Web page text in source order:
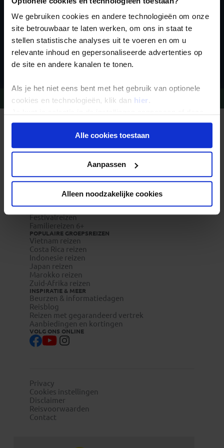
We gebruiken cookies en andere technologieën om onze
site betrouwbaar te laten werken, om ons in staat te
stellen statistische analyses uit te voeren en om u
relevante inhoud en gepersonaliseerde advertenties op
de site en andere kanalen te tonen.
Als je het niet eens bent met het gebruik van optionele
cookies en technologieën, klik dan hier .
onder aan de pagina op elk gewenst moment voor de
toekomst wijzigen.Alle cookies toestaan
Aanpassen
Alleen noodzakelijke cookies
Inschrijven
Vragen? Bel 09-234 13 11
Waarom Koning Aap?
Duurzaam toerisme
Veelgestelde vragen
Reisdocumenten aanvragen
Reisverzekeringen
Pioniersreizen
Festivalreizen
Familiereizen 6+
POPULAIRE GROEPSREIZEN
Vietnam reizen
Costa Rica reizen
Indonesie reizen
Japan reizen
Marokko reizen
Zuid-Afrika reizen
INSPIRATIE & MEER
Beurzen & informatiedagen
Reisblog
Reizen met gegarandeerd vertrek
Aanbiedingen en kortingen
VOLG ONS ONLINE
Privacy
Cookies instellingen
Disclaimer
Reisvoorwaarden
Contact